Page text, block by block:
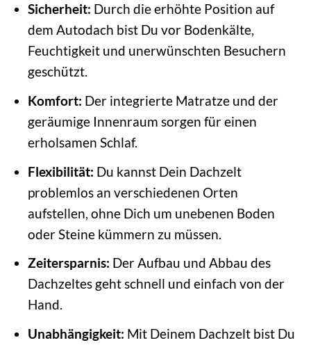
Sicherheit: Durch die erhöhte Position auf
dem Autodach bist Du vor Bodenkälte,
Feuchtigkeit und unerwünschten Besuchern
geschützt.
Komfort: Der integrierte Matratze und der
geräumige Innenraum sorgen für einen
erholsamen Schlaf.
Flexibilität: Du kannst Dein Dachzelt
problemlos an verschiedenen Orten
aufstellen, ohne Dich um unebenen Boden
oder Steine kümmern zu müssen.
Zeitersparnis: Der Aufbau und Abbau des
Dachzeltes geht schnell und einfach von der
Hand.
Unabhängigkeit: Mit Deinem Dachzelt bist Du